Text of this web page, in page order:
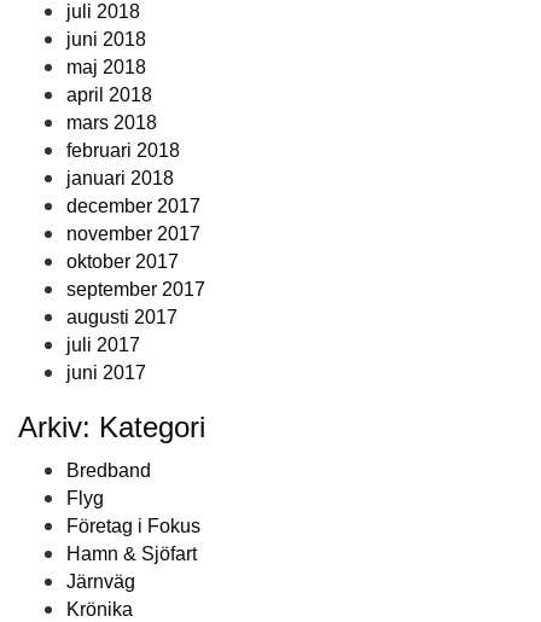
juli 2018
juni 2018
maj 2018
april 2018
mars 2018
februari 2018
januari 2018
december 2017
november 2017
oktober 2017
september 2017
augusti 2017
juli 2017
juni 2017
Arkiv: Kategori
Bredband
Flyg
Företag i Fokus
Hamn & Sjöfart
Järnväg
Krönika